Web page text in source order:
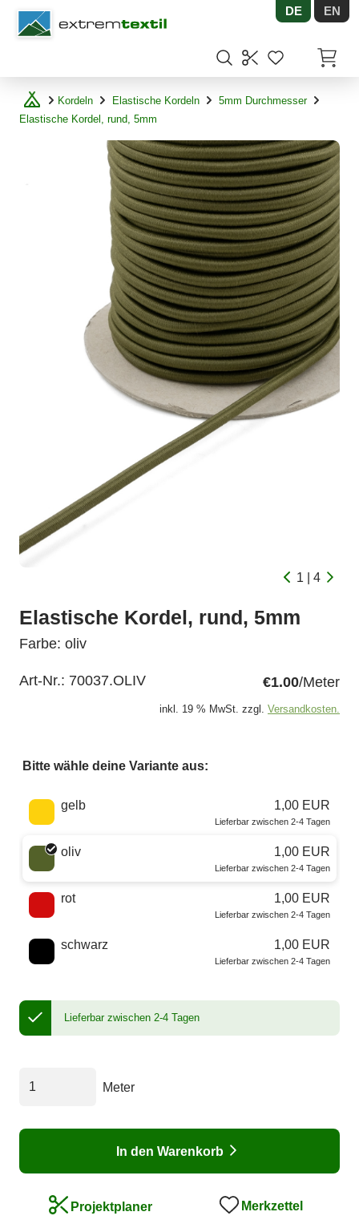
Shopware DE EN
Kordeln Elastische Kordeln
5mm Durchmesser
Elastische Kordel, rund, 5mm
1 | 4
Elastische Kordel, rund, 5mm
Farbe: oliv
Art-Nr.: 70037.OLIV €1.00/Meter
inkl. 19 % MwSt. zzgl. Versandkosten.
Bitte wähle deine Variante aus:
Wähle eine Farbe
gelb 1,00 EUR
Lieferbar zwischen 2-4 Tagen
oliv 1,00 EUR
Lieferbar zwischen 2-4 Tagen
rot 1,00 EUR
Lieferbar zwischen 2-4 Tagen
schwarz 1,00 EUR
Lieferbar zwischen 2-4 Tagen
Lieferbar zwischen 2-4 Tagen
Meter
In den Warenkorb
Projektplaner Merkzettel